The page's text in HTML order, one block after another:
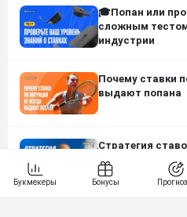
🎓Попан или
сложным тестом
индустрии
Почему ставки
выдают попана
Стратегия
Разбор от
примерами и